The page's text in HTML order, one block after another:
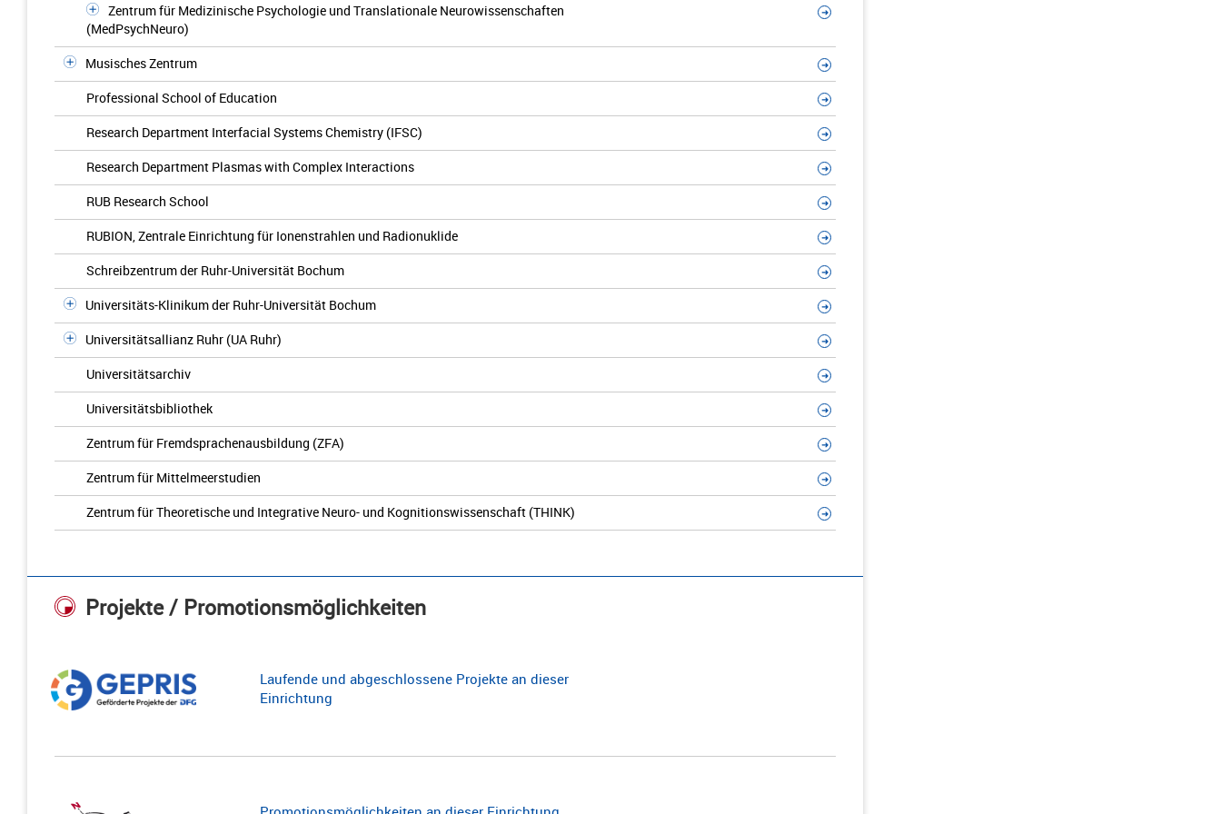
Zentrum für Medizinische Psychologie und Translationale Neurowissenschaften
(MedPsychNeuro)
Musisches Zentrum
Professional School of Education
Research Department Interfacial Systems Chemistry (IFSC)
Research Department Plasmas with Complex Interactions
RUB Research School
RUBION, Zentrale Einrichtung für Ionenstrahlen und Radionuklide
Schreibzentrum der Ruhr-Universität Bochum
Universitäts-Klinikum der Ruhr-Universität Bochum
Universitätsallianz Ruhr (UA Ruhr)
Universitätsarchiv
Universitätsbibliothek
Zentrum für Fremdsprachenausbildung (ZFA)
Zentrum für Mittelmeerstudien
Zentrum für Theoretische und Integrative Neuro- und Kognitionswissenschaft (THINK)
Projekte / Promotionsmöglichkeiten
Laufende und abgeschlossene Projekte an dieser
Einrichtung